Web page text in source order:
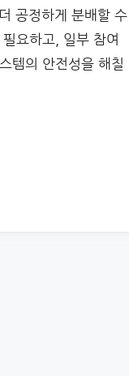
공정하게 분배할 수
요하고, 일부 참여
템의 안전성을 해칠